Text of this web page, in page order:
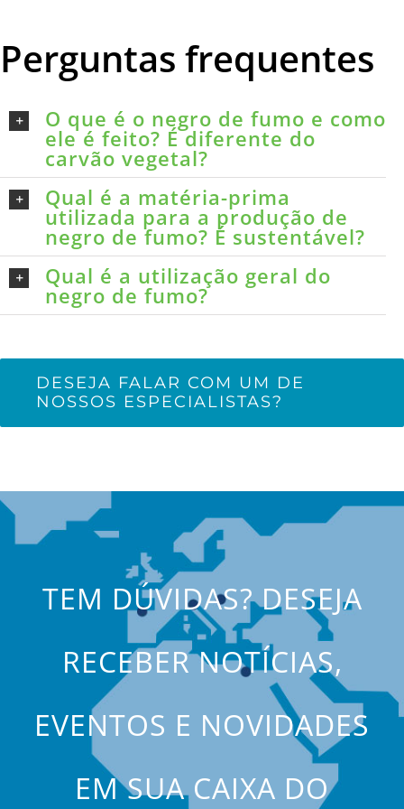
Perguntas frequentes
O que é o negro de fumo e como
ele é feito? É diferente do
carvão vegetal?
Qual é a matéria-prima
utilizada para a produção de
negro de fumo? É sustentável?
Qual é a utilização geral do
negro de fumo?
DESEJA FALAR COM UM DE
NOSSOS ESPECIALISTAS?
TEM DÚVIDAS? DESEJA
RECEBER NOTÍCIAS,
EVENTOS E NOVIDADES
EM SUA CAIXA DO